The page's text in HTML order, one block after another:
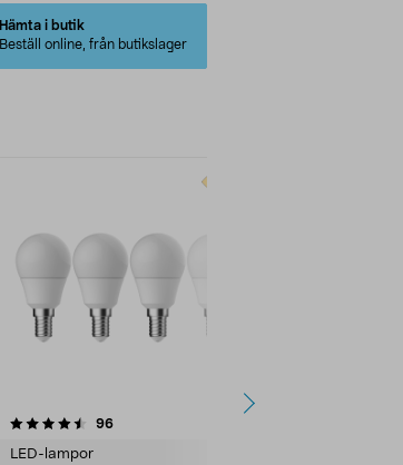
Hämta i butik
Beställ online, från butikslager
96recensioner
LED-lampor
4.5 av 5 stjärnor